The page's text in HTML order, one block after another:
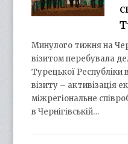
Минулого тижня на
візитом перебувала
Турецької Республіки
візиту – активізація
міжрегіональне
в Чернігівській…